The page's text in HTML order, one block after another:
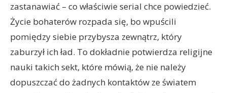
zastanawiać – co właściwie serial chce powiedzieć.
Życie bohaterów rozpada się, bo wpuścili
pomiędzy siebie przybysza zewnątrz, który
zaburzył ich ład. To dokładnie potwierdza religijne
nauki takich sekt, które mówią, że nie należy
dopuszczać do żadnych kontaktów ze światem